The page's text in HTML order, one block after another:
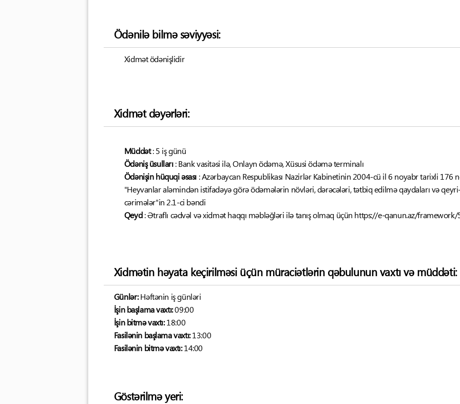
Ödənilə bilmə səviyyəsi:
Xidmət ödənişlidir
Xidmət dəyərləri:
Müddət: 5 iş günü
Ödəniş üsulları: Bank vasitəsi ilə, Onlayn ödəmə, Xüsusi ödəmə terminalı
Ödənişin hüquqi əsası: Azərbaycan Respublikası Nazirlər Kabinetinin 2004-cü il 6 noyabr tarixli 176
"Heyvanlar aləmindən istifadəyə görə ödəmələrin növləri, dərəcələri, tətbiq edilmə qaydaları və
cərimələr"in 2.1-ci bəndi
Qeyd: Ətraflı cədvəl və xidmət haqqı məbləğləri ilə tanış olmaq üçün https://e-qanun.az/framework/
Xidmətin həyata keçirilməsi üçün müraciətlərin qəbulunun vaxtı və müddəti:
Günlər:Həftənin iş günləri
İşin başlama vaxtı:09:00
İşin bitmə vaxtı:18:00
Fasilənin başlama vaxtı:13:00
Fasilənin bitmə vaxtı:14:00
Göstərilmə yeri: